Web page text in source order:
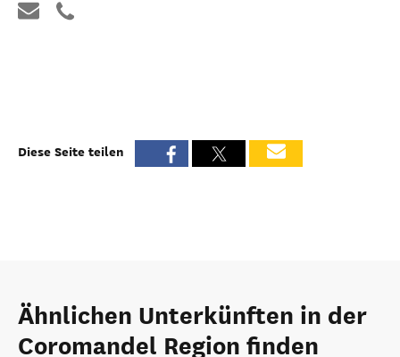
Diese Seite teilen
Ähnlichen Unterkünften in der
Coromandel Region finden